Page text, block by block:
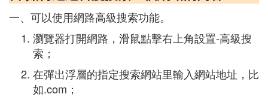
一、可以使用網路高級搜索功能。
瀏覽器打開網路，滑鼠點擊右上角設置-高級搜
索；
在彈出浮層的指定搜索網站里輸入網站地址，比
如.com；